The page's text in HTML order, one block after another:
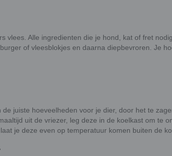
vlees. Alle ingredienten die je hond, kat of fret
of vleesblokjes en daarna diepbevroren. Je
juiste hoeveelheden voor je dier, door het te
uit de vriezer, leg deze in de koelkast om te
je deze even op temperatuur komen buiten de